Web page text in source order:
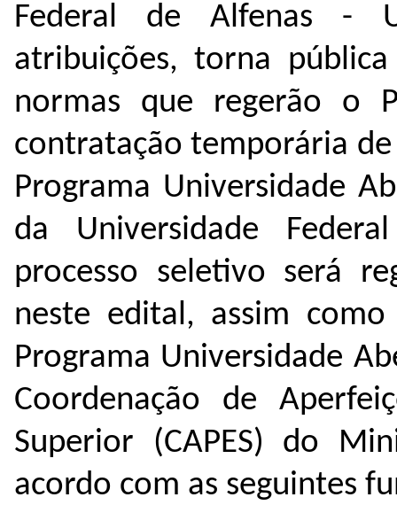
Federal de Alfenas -
atribuições, torna
normas que regerão o
contratação temporária
Programa Universidade
da Universidade
processo seletivo será
neste edital, assim
Programa Universidade
Coordenação de
Superior (CAPES) do
acordo com as seguintes